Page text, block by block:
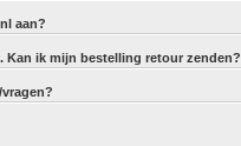
aan?
Kan ik mijn bestelling retour zenden?